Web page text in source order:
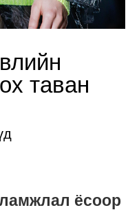
таван
ёсоор